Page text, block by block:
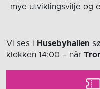
mye utviklingsvilje og
Vi ses i Husebyhallen
klokken 14:00 – når